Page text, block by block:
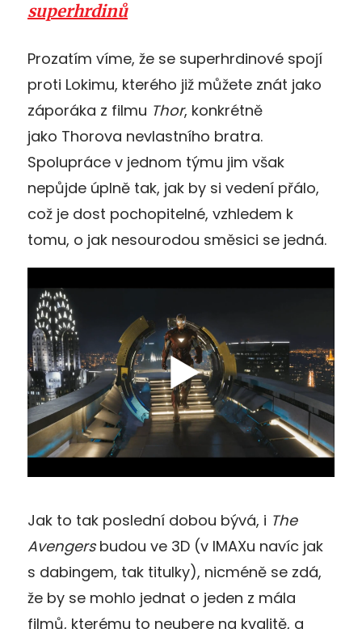
superhrdinů
Prozatím víme, že se superhrdinové spojí
proti Lokimu, kterého již můžete znát jako
záporáka z filmu Thor, konkrétně
jako Thorova nevlastního bratra.
Spolupráce v jednom týmu jim však
nepůjde úplně tak, jak by si vedení přálo,
což je dost pochopitelné, vzhledem k
tomu, o jak nesourodou směsici se jedná.
Jak to tak poslední dobou bývá, i The
Avengersbudou ve 3D (v IMAXu navíc jak
s dabingem, tak titulky), nicméně se zdá,
že by se mohlo jednat o jeden z mála
filmů, kterému to neubere na kvalitě, a